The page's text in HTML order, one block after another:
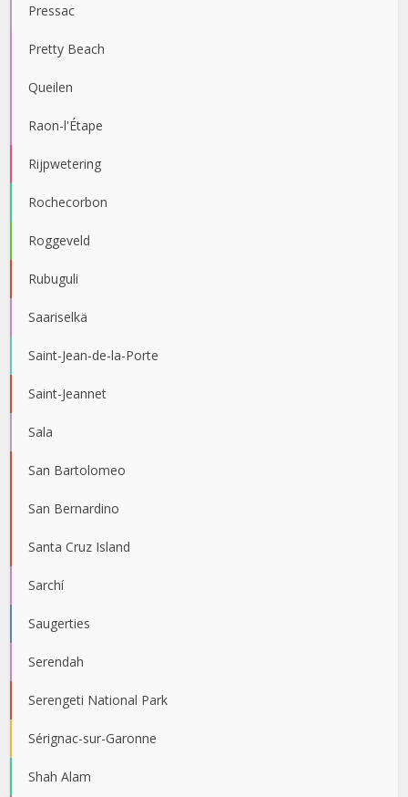
Pressac
Pretty Beach
Queilen
Raon-l'Étape
Rijpwetering
Rochecorbon
Roggeveld
Rubuguli
Saariselkä
Saint-Jean-de-la-Porte
Saint-Jeannet
Sala
San Bartolomeo
San Bernardino
Santa Cruz Island
Sarchí
Saugerties
Serendah
Serengeti National Park
Sérignac-sur-Garonne
Shah Alam